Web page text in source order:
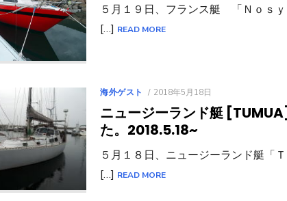
５月１９日、フランス艇 「Ｎｏ
[…] READ MORE
海外ゲスト
POSTED
2018年5月18日
ニュージーランド艇
た。 2018.5.18~
５月１８日、ニュージーランド艇「
[…] READ MORE